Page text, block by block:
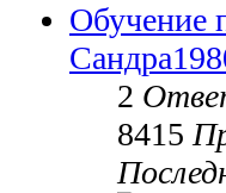
Обучение
2
8415